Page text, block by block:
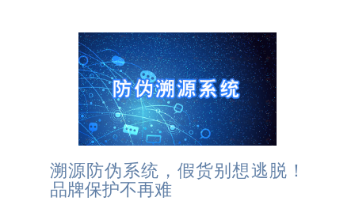
溯源防伪系统，假货别想逃脱！
品牌保护不再难